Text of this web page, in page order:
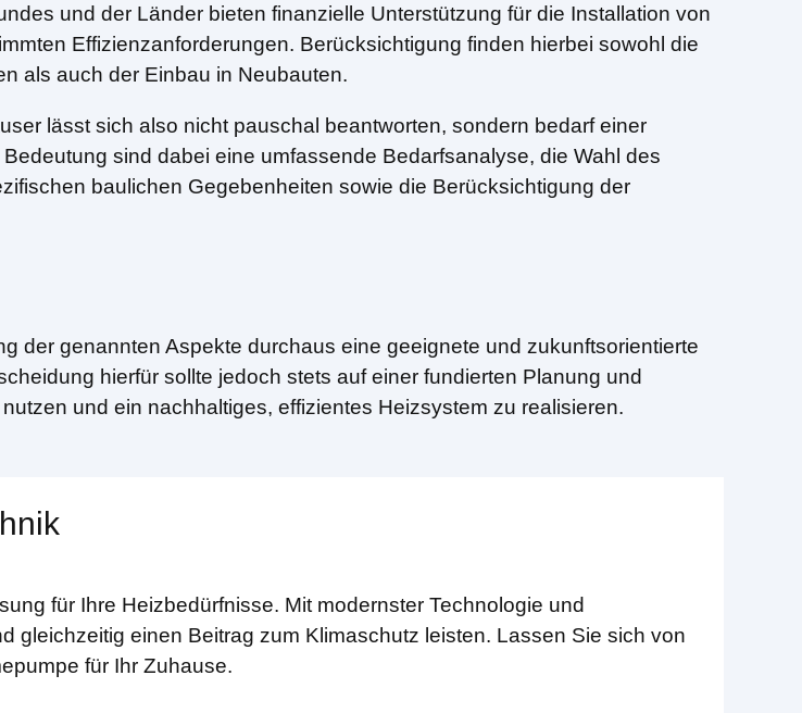
und der Länder bieten finanzielle Unterstützung für die Installation von
Effizienzanforderungen. Berücksichtigung finden hierbei sowohl die
als auch der Einbau in Neubauten.
lässt sich also nicht pauschal beantworten, sondern bedarf einer
sind dabei eine umfassende Bedarfsanalyse, die Wahl des
baulichen Gegebenheiten sowie die Berücksichtigung der
der genannten Aspekte durchaus eine geeignete und zukunftsorientierte
hierfür sollte jedoch stets auf einer fundierten Planung und
und ein nachhaltiges, effizientes Heizsystem zu realisieren.
für Ihre Heizbedürfnisse. Mit modernster Technologie und
gleichzeitig einen Beitrag zum Klimaschutz leisten. Lassen Sie sich von
für Ihr Zuhause.